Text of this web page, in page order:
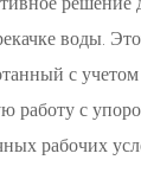
воды.
с
работу с
рабочих